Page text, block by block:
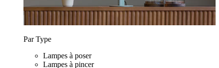
Par Type
Lampes à poser
Lampes à pincer